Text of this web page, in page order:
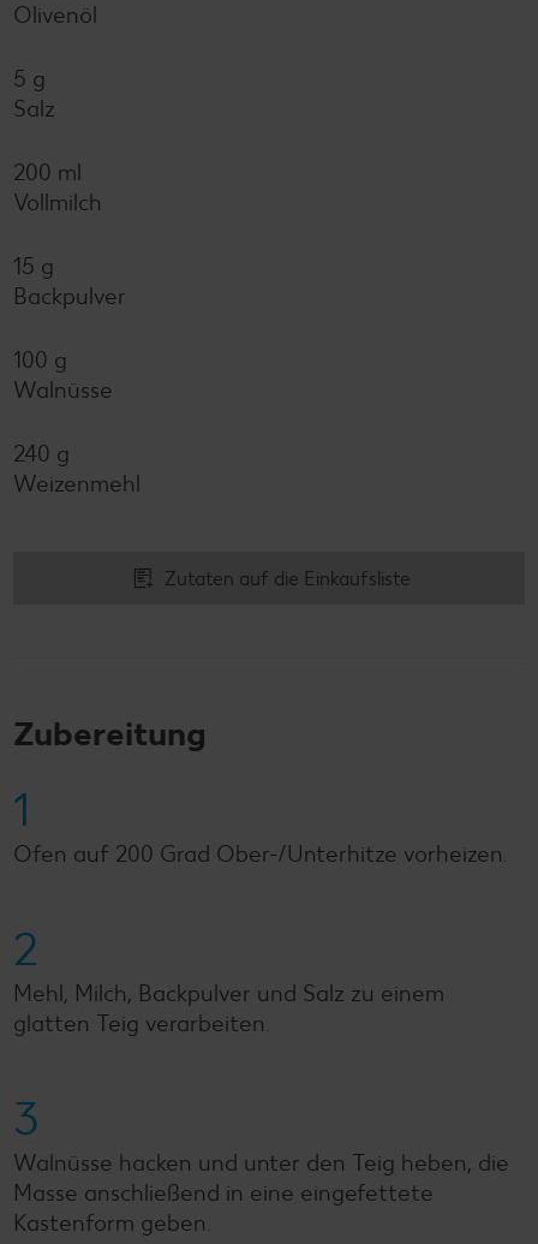
Olivenöl
5 g
Salz
200 ml
Vollmilch
15 g
Backpulver
100 g
Walnüsse
240 g
Weizenmehl
Zutaten auf die Einkaufsliste
Zubereitung
1
Ofen auf 200 Grad Ober-/Unterhitze vorheizen.
2
Mehl, Milch, Backpulver und Salz zu einem
glatten Teig verarbeiten.
3
Walnüsse hacken und unter den Teig heben, die
Masse anschließend in eine eingefettete
Kastenform geben.